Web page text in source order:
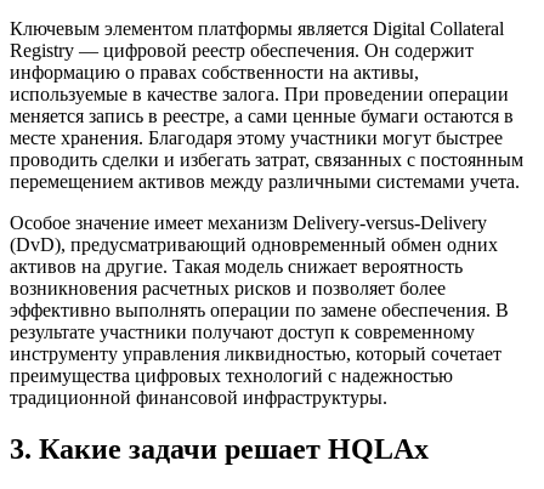
Ключевым элементом платформы является Digital Collateral
Registry — цифровой реестр обеспечения. Он содержит
информацию о правах собственности на активы,
используемые в качестве залога. При проведении операции
меняется запись в реестре, а сами ценные бумаги остаются в
месте хранения. Благодаря этому участники могут быстрее
проводить сделки и избегать затрат, связанных с постоянным
перемещением активов между различными системами учета.
Особое значение имеет механизм Delivery-versus-Delivery
(DvD), предусматривающий одновременный обмен одних
активов на другие. Такая модель снижает вероятность
возникновения расчетных рисков и позволяет более
эффективно выполнять операции по замене обеспечения. В
результате участники получают доступ к современному
инструменту управления ликвидностью, который сочетает
преимущества цифровых технологий с надежностью
традиционной финансовой инфраструктуры.
3. Какие задачи решает HQLAx